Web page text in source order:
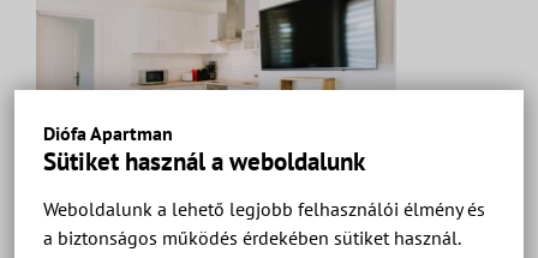
Diófa Apartman
Sütiket használ a weboldalunk
Weboldalunk a lehető legjobb felhasználói élmény és
a biztonságos működés érdekében sütiket használ.
Diófa Apartman Keszthely – Ház 2 Apartman